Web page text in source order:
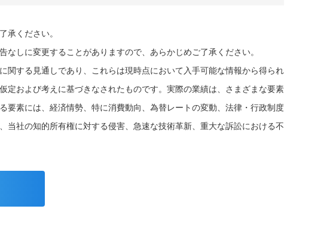
承ください。
しに変更することがありますので、あらかじめご了承ください。
する見通しであり、これらは現時点において入手可能な情報から得られ
および考えに基づきなされたものです。実際の業績は、さまざまな要素
素には、経済情勢、特に消費動向、為替レートの変動、法律・行政制度
社の知的所有権に対する侵害、急速な技術革新、重大な訴訟における不